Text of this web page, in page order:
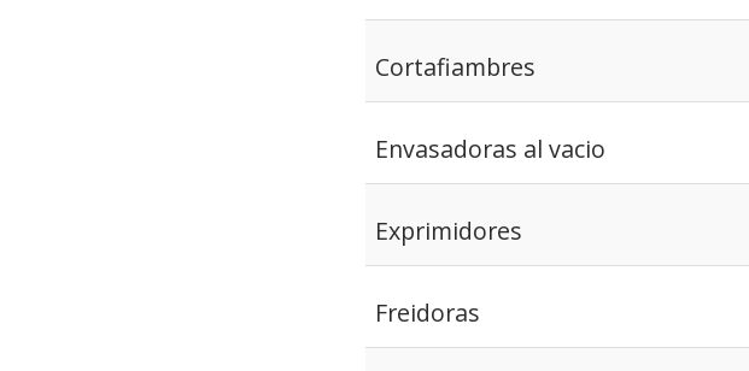
Cortafiambres
Envasadoras al vacio
Exprimidores
Freidoras